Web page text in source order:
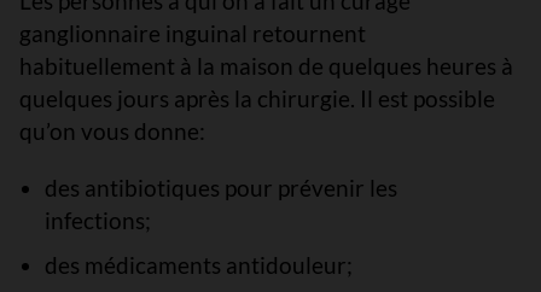
ganglionnaire inguinal retournent
habituellement à la maison de quelques heures à
quelques jours après la chirurgie. Il est possible
qu’on vous donne:
des antibiotiques pour prévenir les
infections;
des médicaments antidouleur;